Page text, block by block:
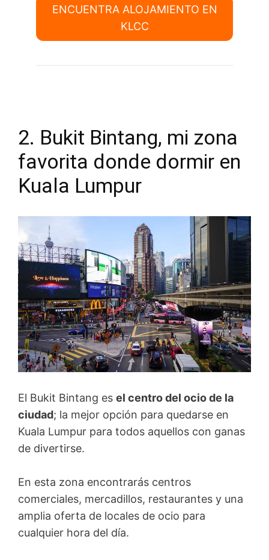
ENCUENTRA ALOJAMIENTO EN
KLCC
2. Bukit Bintang, mi zona
favorita donde dormir en
Kuala Lumpur
El Bukit Bintang es el centro del ocio de la
ciudad; la mejor opción para quedarse en
Kuala Lumpur para todos aquellos con ganas
de divertirse.
En esta zona encontrarás centros
comerciales, mercadillos, restaurantes y una
amplia oferta de locales de ocio para
cualquier hora del día.